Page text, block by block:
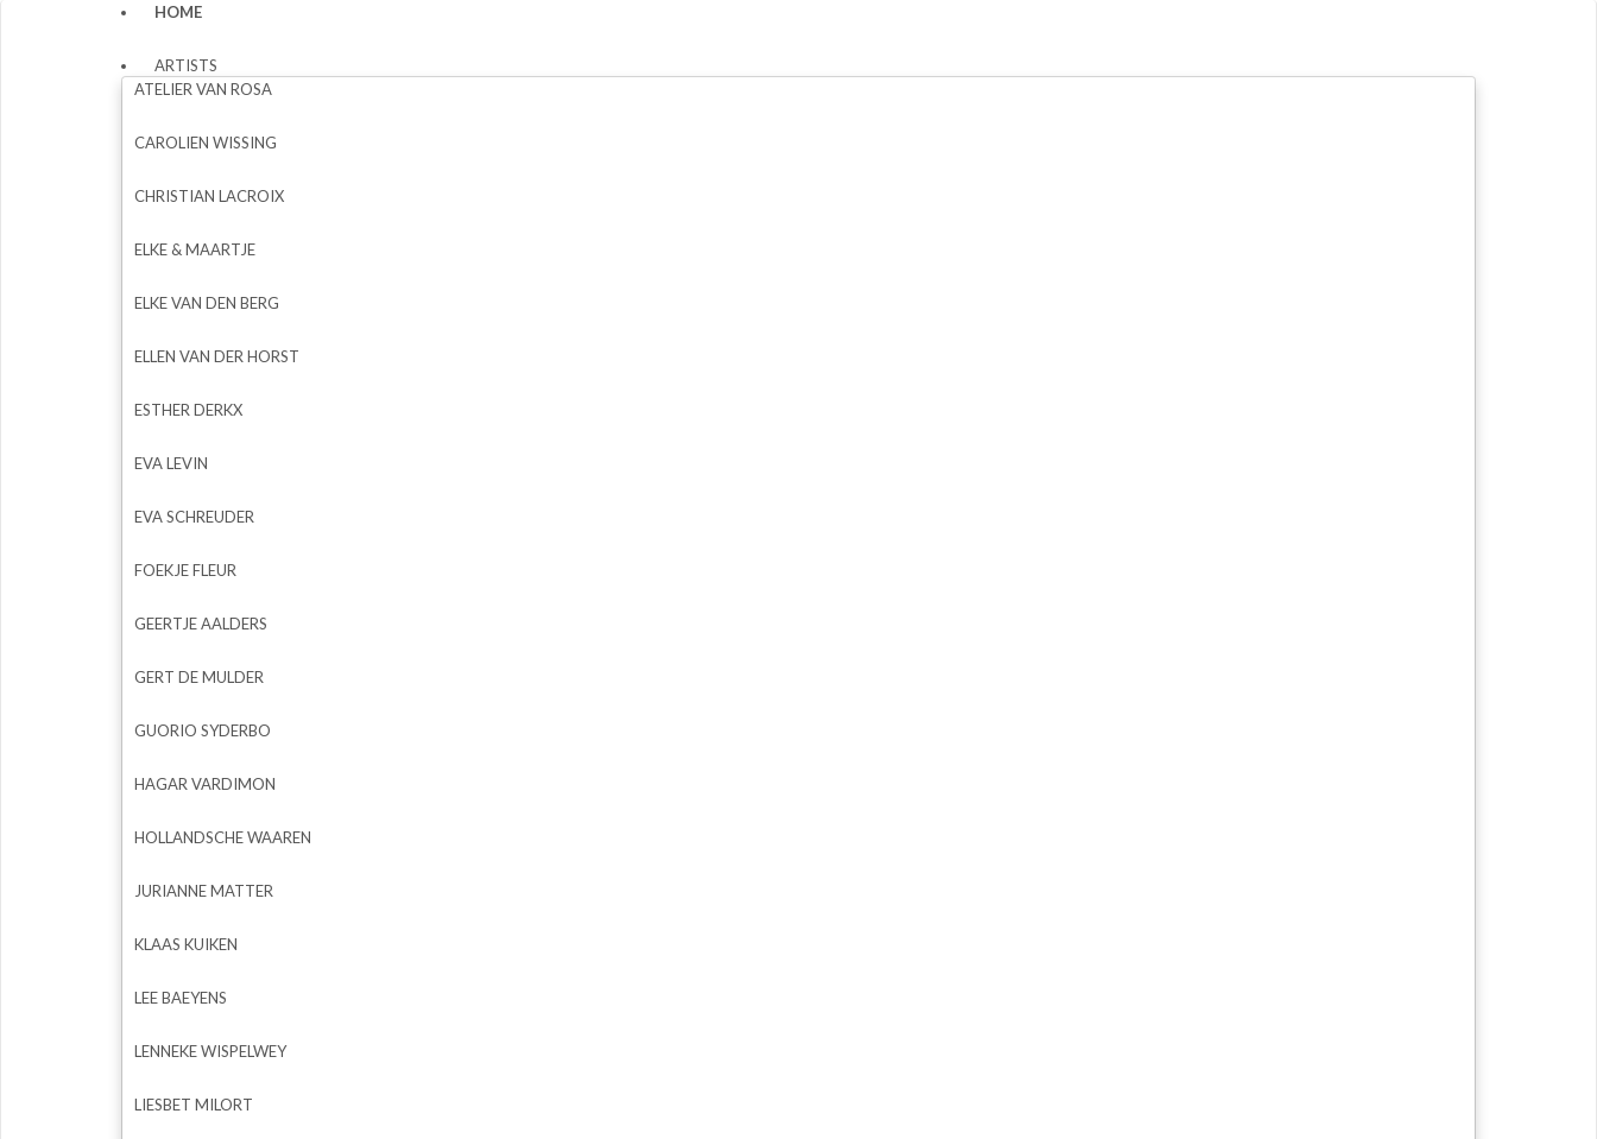
HOME
ARTISTS
ATELIER VAN ROSA
CAROLIEN WISSING
CHRISTIAN LACROIX
ELKE & MAARTJE
ELKE VAN DEN BERG
ELLEN VAN DER HORST
ESTHER DERKX
EVA LEVIN
EVA SCHREUDER
FOEKJE FLEUR
GEERTJE AALDERS
GERT DE MULDER
GUORIO SYDERBO
HAGAR VARDIMON
HOLLANDSCHE WAAREN
JURIANNE MATTER
KLAAS KUIKEN
LEE BAEYENS
LENNEKE WISPELWEY
LIESBET MILORT